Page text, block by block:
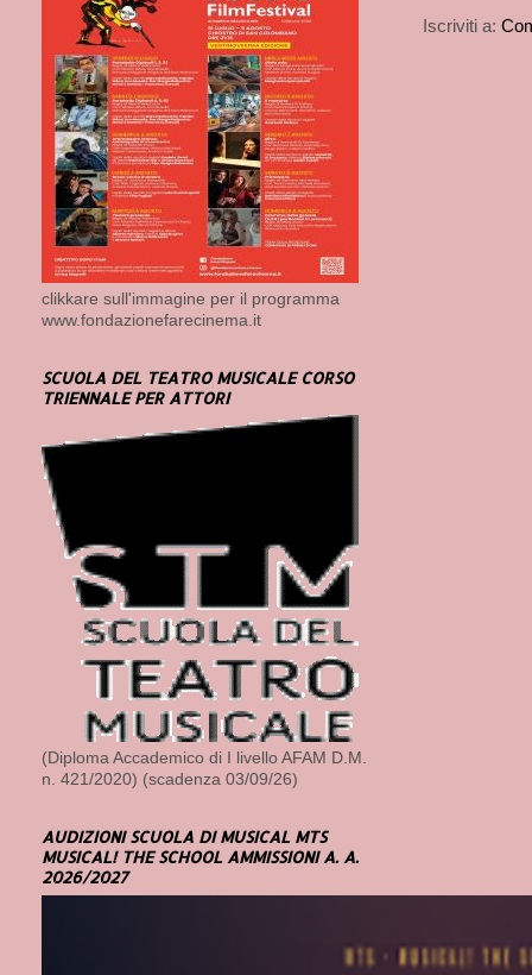
Iscriviti a:
clikkare sull'immagine per il programma
www.fondazionefarecinema.it
SCUOLA DEL TEATRO MUSICALE CORSO
TRIENNALE PER ATTORI
(Diploma Accademico di I livello AFAM D.M.
n. 421/2020) (scadenza 03/09/26)
AUDIZIONI SCUOLA DI MUSICAL MTS
MUSICAL! THE SCHOOL AMMISSIONI A. A.
2026/2027